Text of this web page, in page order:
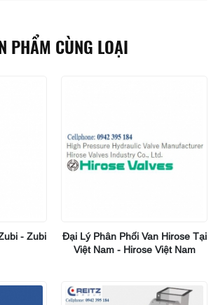
PHẨM CÙNG LOẠI
- Zubi
Đại Lý Phân Phối Van Hirose Tại
Việt Nam - Hirose Việt Nam